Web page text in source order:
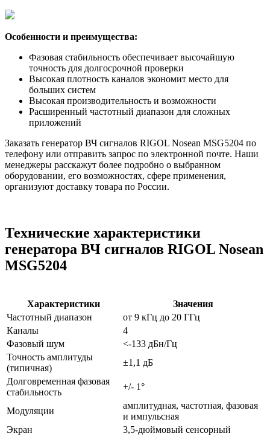
Особенности и преимущества:
Фазовая стабильность обеспечивает высочайшую
точность для долгосрочной проверки
Высокая плотность каналов экономит место для
больших систем
Высокая производительность и возможности
Расширенный частотный диапазон для сложных
приложений
Заказать генератор ВЧ сигналов RIGOL Nosean MSG5204 по
телефону или отправить запрос по электронной почте. Наши
менеджеры расскажут более подробно о выбранном
оборудовании, его возможностях, сфере применения,
организуют доставку товара по России.
Технические характеристики
генератора ВЧ сигналов RIGOL Nosean
MSG5204
Характеристики
Значения
Частотный диапазон
от 9 кГц до 20 ГГц
Каналы
4
Фазовый шум
<-133 дБн/Гц
Точность амплитуды
(типичная)
±1,1 дБ
Долговременная фазовая
стабильность
+/- 1°
Модуляции
амплитудная, частотная, фазовая
и импульсная
Экран
3,5-дюймовый сенсорный